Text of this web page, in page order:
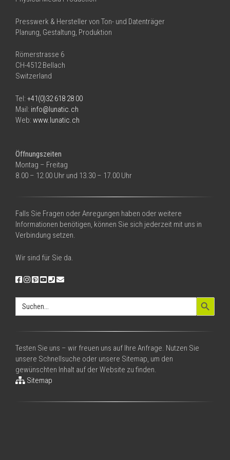
Presswerk & Hersteller von Ton- und Datenträger
Planung, Gestaltung, Produktion
Römerstrasse 6
CH-4512 Bellach
Switzerland
Tel: +41(0)32 618 28 00
Mail: info@lunatic.ch
Web: www.lunatic.ch
Öffnungszeiten
Montag – Freitag
8.00 – 12.00 Uhr und 13.30 – 17.00 Uhr
Falls Sie Fragen oder Anregungen haben oder weitere
Informationen benötigen, können Sie sich jederzeit mit uns in
Verbindung setzen.
Wir sind für Sie da.
Search
for:
Search Button
Testen Sie uns – wir freuen uns auf Ihre Anfrage. Nutzen Sie
unsere Schnellsuche oder unsere Sitemap, um den
gewünschten Inhalt auf der Website zu finden.
Sitemap